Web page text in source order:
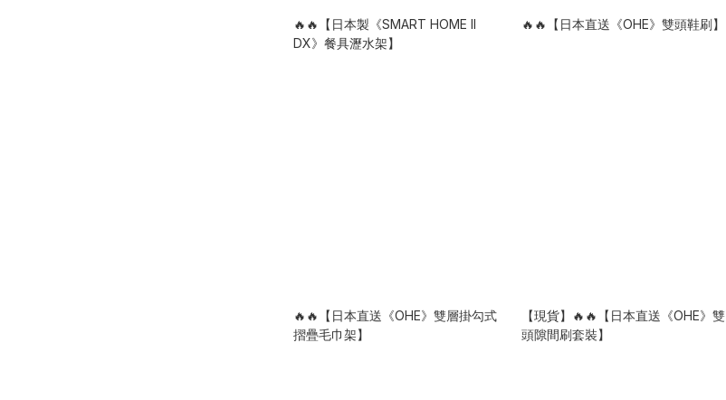
🔥🔥【日本製《SMART HOME II
DX》餐具瀝水架】
🔥🔥【日本直送《OHE》雙頭鞋刷】
🔥🔥【日本直送《OHE》雙層掛勾式
摺疊毛巾架】
【現貨】🔥🔥【日本直送《OHE》雙
頭隙間刷套裝】